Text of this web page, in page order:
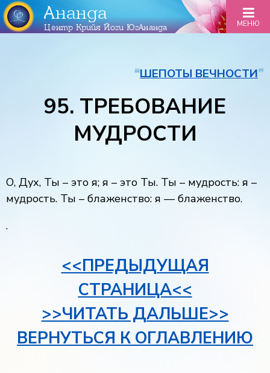
Ананда
Центр Крийя Йоги ЮгАнанда МЕНЮ
❝ШЕПОТЫ ВЕЧНОСТИ❞
95. ТРЕБОВАНИЕ
МУДРОСТИ
О, Дух, Ты – это я; я – это Ты. Ты – мудрость: я –
мудрость. Ты – блаженство: я — блаженство.
.
<<ПРЕДЫДУЩАЯ
СТРАНИЦА<<
>>ЧИТАТЬ ДАЛЬШЕ>>
ВЕРНУТЬСЯ К ОГЛАВЛЕНИЮ